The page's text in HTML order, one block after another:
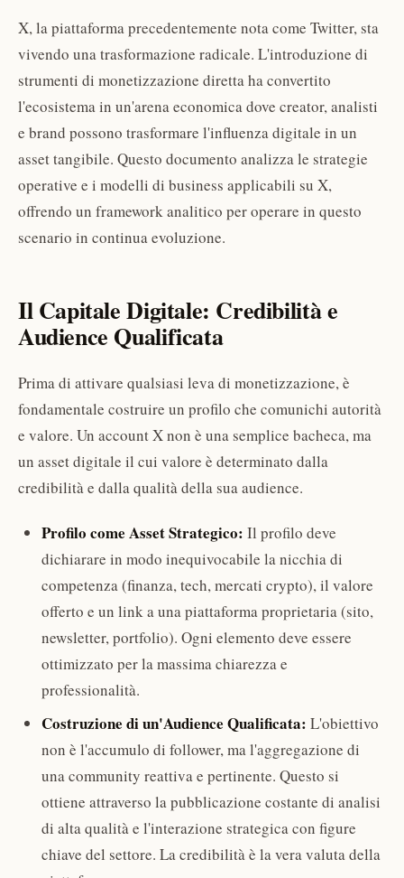
X, la piattaforma precedentemente nota come Twitter, sta
vivendo una trasformazione radicale. L'introduzione di
strumenti di monetizzazione diretta ha convertito
l'ecosistema in un'arena economica dove creator, analisti
e brand possono trasformare l'influenza digitale in un
asset tangibile. Questo documento analizza le strategie
operative e i modelli di business applicabili su X,
offrendo un framework analitico per operare in questo
scenario in continua evoluzione.
Il Capitale Digitale: Credibilità e
Audience Qualificata
Prima di attivare qualsiasi leva di monetizzazione, è
fondamentale costruire un profilo che comunichi autorità
e valore. Un account X non è una semplice bacheca, ma
un asset digitale il cui valore è determinato dalla
credibilità e dalla qualità della sua audience.
Profilo come Asset Strategico: Il profilo deve
dichiarare in modo inequivocabile la nicchia di
competenza (finanza, tech, mercati crypto), il valore
offerto e un link a una piattaforma proprietaria (sito,
newsletter, portfolio). Ogni elemento deve essere
ottimizzato per la massima chiarezza e
professionalità.
Costruzione di un'Audience Qualificata: L'obiettivo
non è l'accumulo di follower, ma l'aggregazione di
una community reattiva e pertinente. Questo si
ottiene attraverso la pubblicazione costante di analisi
di alta qualità e l'interazione strategica con figure
chiave del settore. La credibilità è la vera valuta della